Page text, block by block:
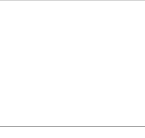
solution. With video feedback (also on
practise transformation (initial position -